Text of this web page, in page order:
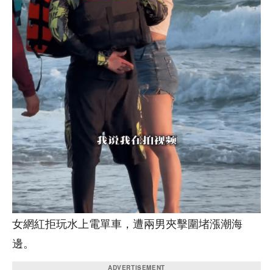
女網紅拒玩水上電單車，遭兩男夾擊圍堵漲潮海
邊。